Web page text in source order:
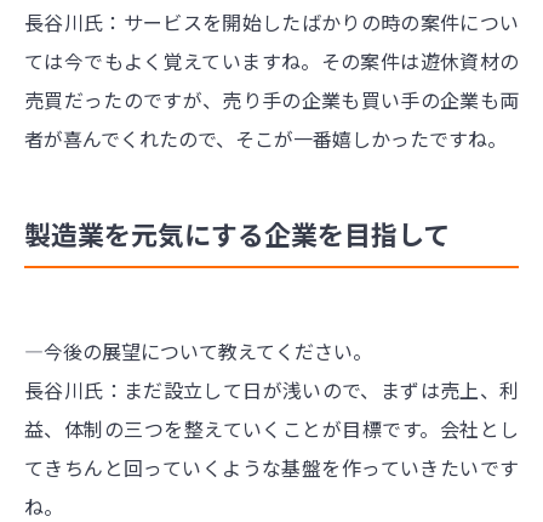
長谷川氏：サービスを開始したばかりの時の案件につい
ては今でもよく覚えていますね。その案件は遊休資材の
売買だったのですが、売り手の企業も買い手の企業も両
者が喜んでくれたので、そこが一番嬉しかったですね。
製造業を元気にする企業を目指して
―今後の展望について教えてください。
長谷川氏：まだ設立して日が浅いので、まずは売上、利
益、体制の三つを整えていくことが目標です。会社とし
てきちんと回っていくような基盤を作っていきたいです
ね。